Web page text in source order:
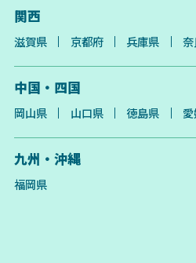
関西
滋賀県 京都府 兵庫県
中国・四国
岡山県 山口県 徳島県
九州・沖縄
福岡県